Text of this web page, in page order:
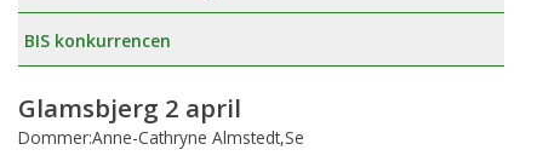
BIS konkurrencen
Glamsbjerg 2 april
Dommer:Anne-Cathryne Almstedt,Se